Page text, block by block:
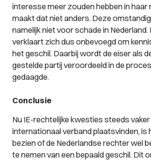
interesse meer zouden hebben in haar
maakt dat niet anders. Deze
namelijk niet voor schade in
verklaart zich dus onbevoegd om
het geschil. Daarbij wordt de eiser als
gestelde partij veroordeeld in de
gedaagde.
Conclusie
Nu IE-rechtelijke kwesties steeds vaker
internationaal verband plaatsvinden, is
bezien of de Nederlandse rechter wel
te nemen van een bepaald geschil. Dit